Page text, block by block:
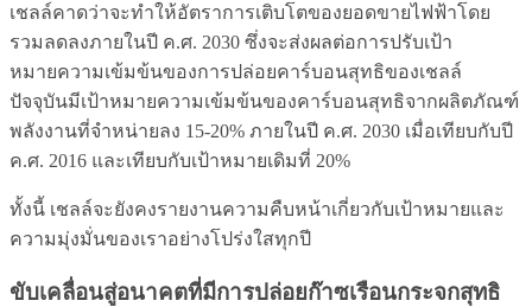
เชลล์คาดว่าจะทำให้อัตราการเติบโตของยอดขายไฟฟ้าโดย
รวมลดลงภายในปี ค.ศ. 2030 ซึ่งจะส่งผลต่อการปรับเป้า
หมายความเข้มข้นของการปล่อยคาร์บอนสุทธิของเชลล์
ปัจจุบันมีเป้าหมายความเข้มข้นของคาร์บอนสุทธิจากผลิตภัณฑ์
พลังงานที่จำหน่ายลง 15-20% ภายในปี ค.ศ. 2030 เมื่อเทียบกับปี
ค.ศ. 2016 และเทียบกับเป้าหมายเดิมที่ 20%
ทั้งนี้ เชลล์จะยังคงรายงานความคืบหน้าเกี่ยวกับเป้าหมายและ
ความมุ่งมั่นของเราอย่างโปร่งใสทุกปี
ขับเคลื่อนสู่อนาคตที่มีการปล่อยก๊าซเรือนกระจกสุทธิ